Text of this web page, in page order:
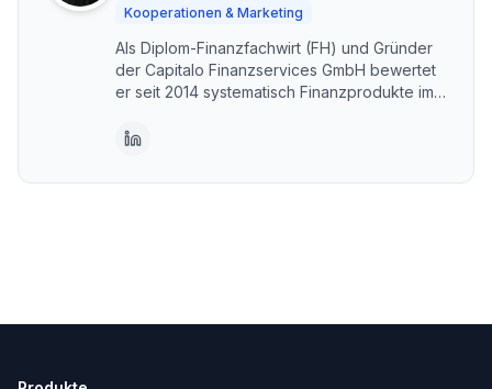
Kooperationen & Marketing
Als Diplom-Finanzfachwirt (FH) und Gründer
der Capitalo Finanzservices GmbH bewertet
er seit 2014 systematisch Finanzprodukte im
transparente Vergleiche – kostenlos und im
Unterstützung, fachlich geprüft und